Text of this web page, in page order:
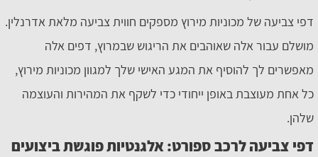
דפי צביעה של מכוניות מירוץ מספקים חווית צביעה מלאת אדרנלין.
מושלם עבור אלה שאוהבים את הריגוש שבמרוץ, דפים אלה
מאפשרים לך להוסיף את המגע האישי שלך למגוון מכוניות מירוץ,
כל אחת מעוצבת באופן ייחודי כדי לשקף את המהירות והעוצמה
שלהן.
דפי צביעה לרכב ספורט: אלגנטיות פוגשת ביצועים